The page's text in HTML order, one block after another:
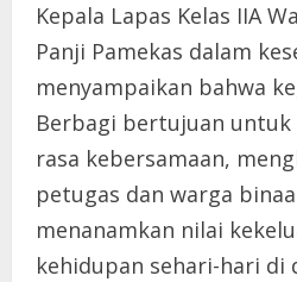
Kepala Lapas Kelas IIA
Panji Pamekas dalam
menyampaikan bahwa
Berbagi bertujuan
rasa kebersamaan,
petugas dan warga
menanamkan nilai
kehidupan sehari-hari di